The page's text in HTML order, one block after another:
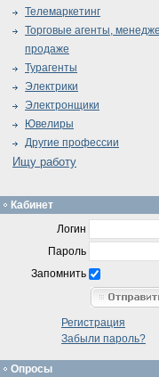
Телемаркетинг
Торговые агенты,
продаже
Турагенты
Электрики
Электронщики
Ювелиры
Другие профессии
Ищу работу
Кабинет
Логин
Пароль
Запомнить
Регистрация
Забыли пароль?
Опросы